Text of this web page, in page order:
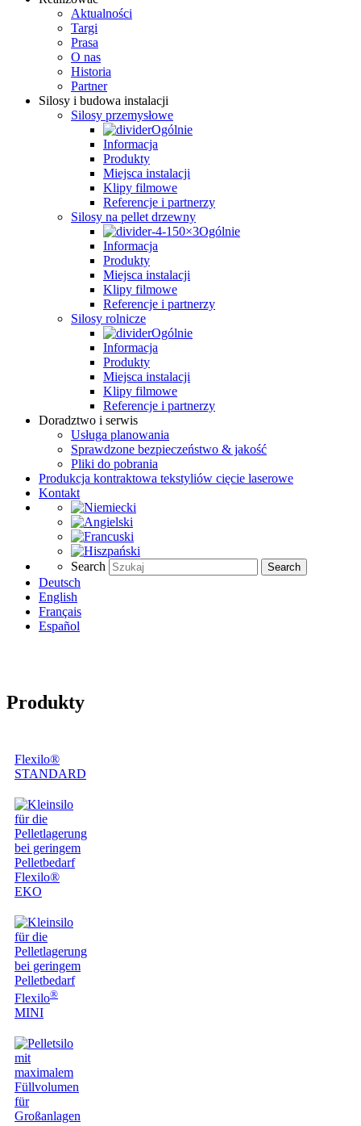
Aktualności
Targi
Prasa
O nas
Historia
Partner
Silosy i budowa instalacji
Silosy przemysłowe
Ogólnie
Informacja
Produkty
Miejsca instalacji
Klipy filmowe
Referencje i partnerzy
Silosy na pellet drzewny
Ogólnie
Informacja
Produkty
Miejsca instalacji
Klipy filmowe
Referencje i partnerzy
Silosy rolnicze
Ogólnie
Informacja
Produkty
Miejsca instalacji
Klipy filmowe
Referencje i partnerzy
Doradztwo i serwis
Usługa planowania
Sprawdzone bezpieczeństwo & jakość
Pliki do pobrania
Produkcja kontraktowa tekstyliów cięcie laserowe
Kontakt
Search Search
Deutsch
English
Français
Español
Produkty
Flexilo®
STANDARD
Flexilo®
EKO
Flexilo®
MINI